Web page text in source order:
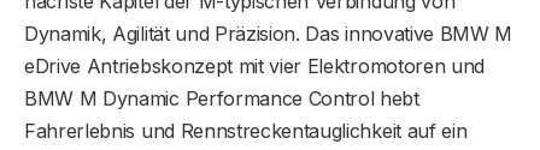
Dynamik, Agilität und Präzision. Das innovative BMW M
eDrive Antriebskonzept mit vier Elektromotoren und
BMW M Dynamic Performance Control hebt
Fahrerlebnis und Rennstreckentauglichkeit auf ein